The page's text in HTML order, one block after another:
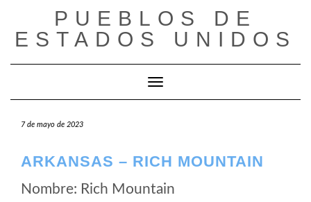
contenido
PUEBLOS DE
ESTADOS UNIDOS
Cambiar modo de navegación
7 de mayo de 2023
ARKANSAS – RICH MOUNTAIN
Nombre: Rich Mountain